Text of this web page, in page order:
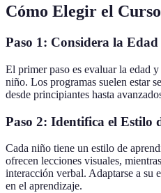
Cómo Elegir el
Paso 1: Considera la
El primer paso es evaluar la edad
niño. Los programas suelen estar
desde principiantes hasta
Paso 2: Identifica el Estilo
Cada niño tiene un estilo de
ofrecen lecciones visuales,
interacción verbal. Adaptarse a su
en el aprendizaje.